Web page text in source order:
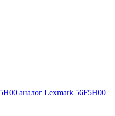
аналог Lexmark 56F5H00